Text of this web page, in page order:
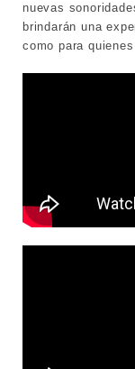
nuevas
brindarán una
como para